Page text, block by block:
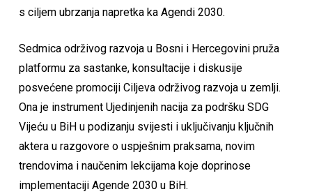
s ciljem ubrzanja napretka ka Agendi 2030.
Sedmica održivog razvoja u Bosni i Hercegovini pruža
platformu za sastanke, konsultacije i diskusije
posvećene promociji Ciljeva održivog razvoja u zemlji.
Ona je instrument Ujedinjenih nacija za podršku SDG
Vijeću u BiH u podizanju svijesti i uključivanju ključnih
aktera u razgovore o uspješnim praksama, novim
trendovima i naučenim lekcijama koje doprinose
implementaciji Agende 2030 u BiH.